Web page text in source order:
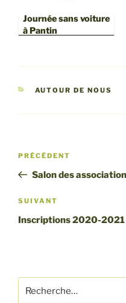
Journée sans voiture
à Pantin
CATÉGORIES
AUTOUR DE NOUS
Navigation
l’article
Article
précédent
PRÉCÉDENT
Salon des
Article
suivant
SUIVANT
Inscriptions 2020-2021
pour